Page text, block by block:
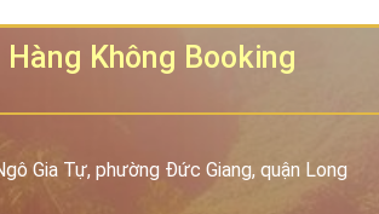
Hàng Không Booking
Gia Tự, phường Đức Giang, quận Long